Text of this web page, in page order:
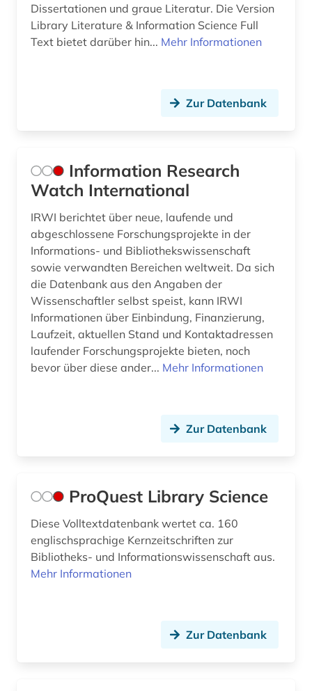
Dissertationen und graue Literatur. Die Version
Library Literature & Information Science Full
Text bietet darüber hin... Mehr Informationen
Zur Datenbank
Information Research
Watch International
IRWI berichtet über neue, laufende und
abgeschlossene Forschungsprojekte in der
Informations- und Bibliothekswissenschaft
sowie verwandten Bereichen weltweit. Da sich
die Datenbank aus den Angaben der
Wissenschaftler selbst speist, kann IRWI
Informationen über Einbindung, Finanzierung,
Laufzeit, aktuellen Stand und Kontaktadressen
laufender Forschungsprojekte bieten, noch
bevor über diese ander... Mehr Informationen
Zur Datenbank
ProQuest Library Science
Diese Volltextdatenbank wertet ca. 160
englischsprachige Kernzeitschriften zur
Bibliotheks- und Informationswissenschaft aus.
Mehr Informationen
Zur Datenbank